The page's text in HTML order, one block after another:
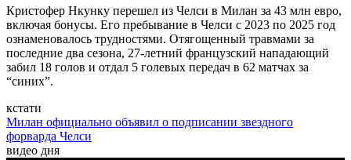
Кристофер Нкунку перешел из Челси в Милан за 43 млн евро,
включая бонусы. Его пребывание в Челси с 2023 по 2025 год
ознаменовалось трудностями. Отягощенный травмами за
последние два сезона, 27-летний французский нападающий
забил 18 голов и отдал 5 голевых передач в 62 матчах за
“синих”.
кстати
Милан официально объявил о подписании звездного
форварда Челси
видео дня